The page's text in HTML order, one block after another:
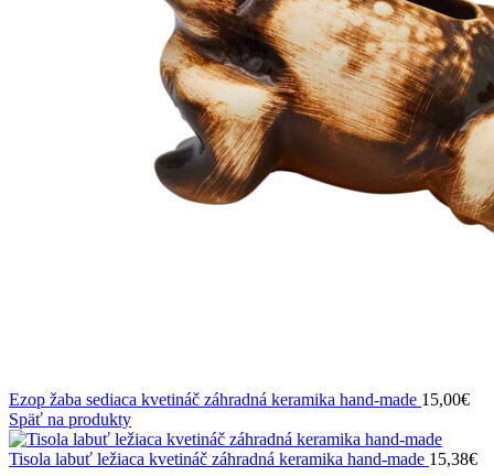
Ezop žaba sediaca kvetináč záhradná keramika hand-made 15,00€
Späť na produkty
Tisola labuť ležiaca kvetináč záhradná keramika hand-made 15,38€